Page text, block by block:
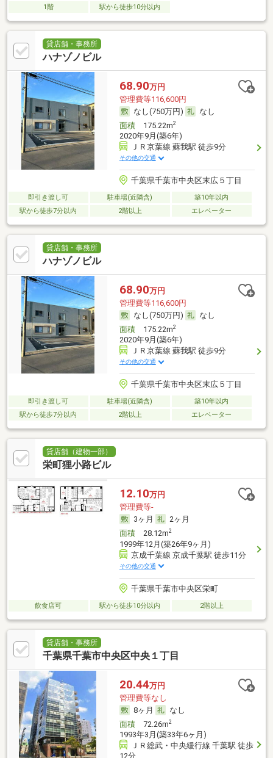
1階 駅から徒歩10分以内
貸店舗・事務所
ハナゾノビル
68.90万円
管理費等116,600円
なし(750万円)
なし
面積175.22m2
2020年9月(築6年)
ＪＲ京葉線 蘇我駅 徒歩9分
その他の交通
千葉県千葉市中央区末広５丁目
即引き渡し可 駐車場(近隣含)
築10年以内
駅から徒歩7分以内
2階以上 エレベーター
貸店舗・事務所
ハナゾノビル
68.90万円
管理費等116,600円
なし(750万円)
なし
面積175.22m2
2020年9月(築6年)
ＪＲ京葉線 蘇我駅 徒歩9分
その他の交通
千葉県千葉市中央区末広５丁目
即引き渡し可 駐車場(近隣含)
築10年以内
駅から徒歩7分以内
2階以上 エレベーター
貸店舗（建物一部）
栄町狸小路ビル
12.10万円
管理費等-
3ヶ月
2ヶ月
面積28.12m2
1999年12月(築26年9ヶ月)
京成千葉線 京成千葉駅 徒歩11分
その他の交通
千葉県千葉市中央区栄町
飲食店可 駅から徒歩10分以内 2階以上
貸店舗・事務所
千葉県千葉市中央区中央１丁目
20.44万円
管理費等なし
8ヶ月
なし
面積72.26m2
1993年3月(築33年6ヶ月)
ＪＲ総武・中央緩行線 千葉駅 徒歩
12分